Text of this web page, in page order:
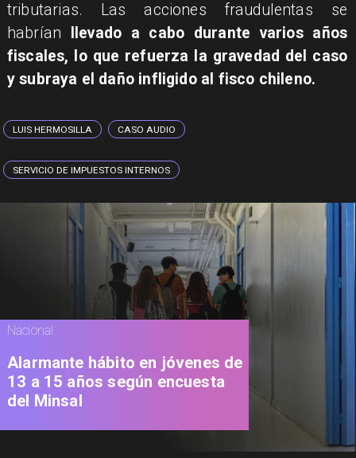
tributarias. Las acciones fraudulentas se
habrían llevado a cabo durante varios años
fiscales, lo que refuerza la gravedad del caso
y subraya el daño infligido al fisco chileno.
LUIS HERMOSILLA CASO AUDIO
SERVICIO DE IMPUESTOS INTERNOS
Nacional
Alarmante hábito en jóvenes de
13 a 15 años según encuesta
del Minsal